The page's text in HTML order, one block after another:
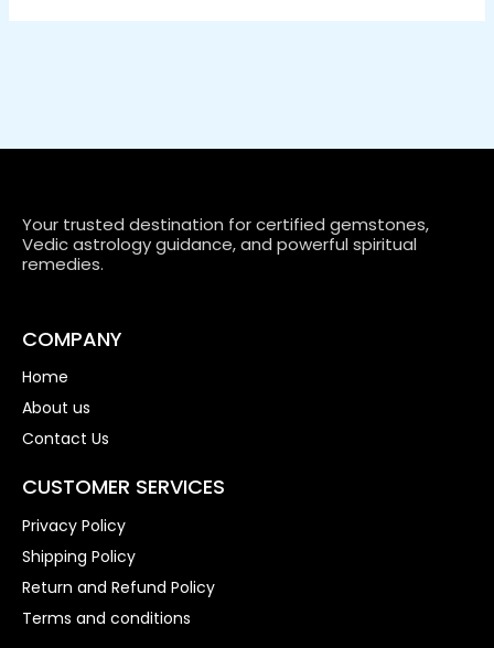
Your trusted destination for certified gemstones,
Vedic astrology guidance, and powerful spiritual
remedies.
COMPANY
Home
About us
Contact Us
CUSTOMER SERVICES
Privacy Policy
Shipping Policy
Return and Refund Policy
Terms and conditions